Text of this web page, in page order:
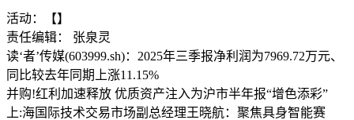
活动：【】
责任编辑： 张泉灵
读‘者’传媒(603999.sh)：2025年三季报净利润为7969.72万元、
同比较去年同期上涨11.15%
并购!红利加速释放 优质资产注入为沪市半年报“增色添彩”
上:海国际技术交易市场副总经理王晓航：聚焦具身智能赛